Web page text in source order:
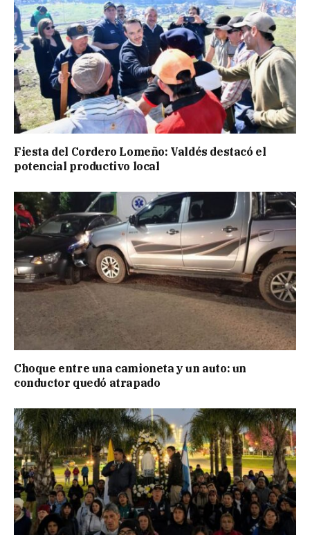
Fiesta del Cordero Lomeño: Valdés destacó el
potencial productivo local
Choque entre una camioneta y un auto: un
conductor quedó atrapado